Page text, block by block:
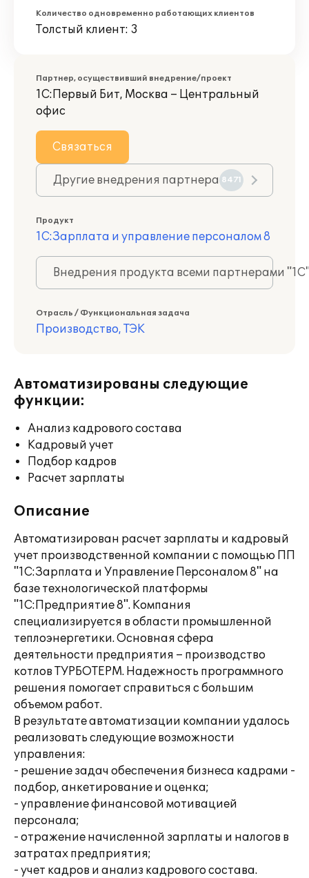
Количество одновременно работающих клиентов
Толстый клиент: 3
Партнер, осуществивший внедрение/проект
1С:Первый Бит, Москва – Центральный
офис
Связаться
Другие внедрения партнера 8471
Продукт
1С:Зарплата и управление персоналом 8
Внедрения продукта всеми партнерами
Отрасль / Функциональная задача
Производство, ТЭК
Автоматизированы следующие
функции:
Анализ кадрового состава
Кадровый учет
Подбор кадров
Расчет зарплаты
Описание
Автоматизирован расчет зарплаты и кадровый
учет производственной компании с помощью ПП
"1С:Зарплата и Управление Персоналом 8" на
базе технологической платформы
"1С:Предприятие 8". Компания
специализируется в области промышленной
теплоэнергетики. Основная сфера
деятельности предприятия – производство
котлов ТУРБОТЕРМ. Надежность программного
решения помогает справиться с большим
объемом работ.
В результате автоматизации компании удалось
реализовать следующие возможности
управления:
- решение задач обеспечения бизнеса кадрами -
подбор, анкетирование и оценка;
- управление финансовой мотивацией
персонала;
- отражение начисленной зарплаты и налогов в
затратах предприятия;
- учет кадров и анализ кадрового состава.